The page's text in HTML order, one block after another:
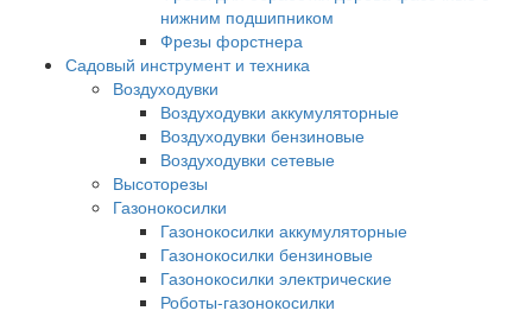
нижним подшипником
Фрезы форстнера
Садовый инструмент и техника
Воздуходувки
Воздуходувки аккумуляторные
Воздуходувки бензиновые
Воздуходувки сетевые
Высоторезы
Газонокосилки
Газонокосилки аккумуляторные
Газонокосилки бензиновые
Газонокосилки электрические
Роботы-газонокосилки